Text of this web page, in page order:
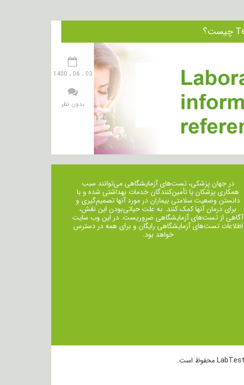
03 ، 06 ، 1400
بدون نظر
در جهان پزشکی، تست‌های آزمایشگاهی می‌توانند سبب
همکاری پزشکان یا تأمین‌کنندگان خدمات بهداشتی شده و با
دانستن وضعیت سلامتی بیماران در مورد آنها تصمیم‌گیری و
برای درمان ‌آنها کمک کنند. به علت حیاتی‌بودن این نقش،
آگاهی از تست‌های آزمایشگاهی ضروریست. در این وب سایت
اطلاعات تست‌های آزمایشگاهی رایگان و برای همه در دسترس
خواهد بود.